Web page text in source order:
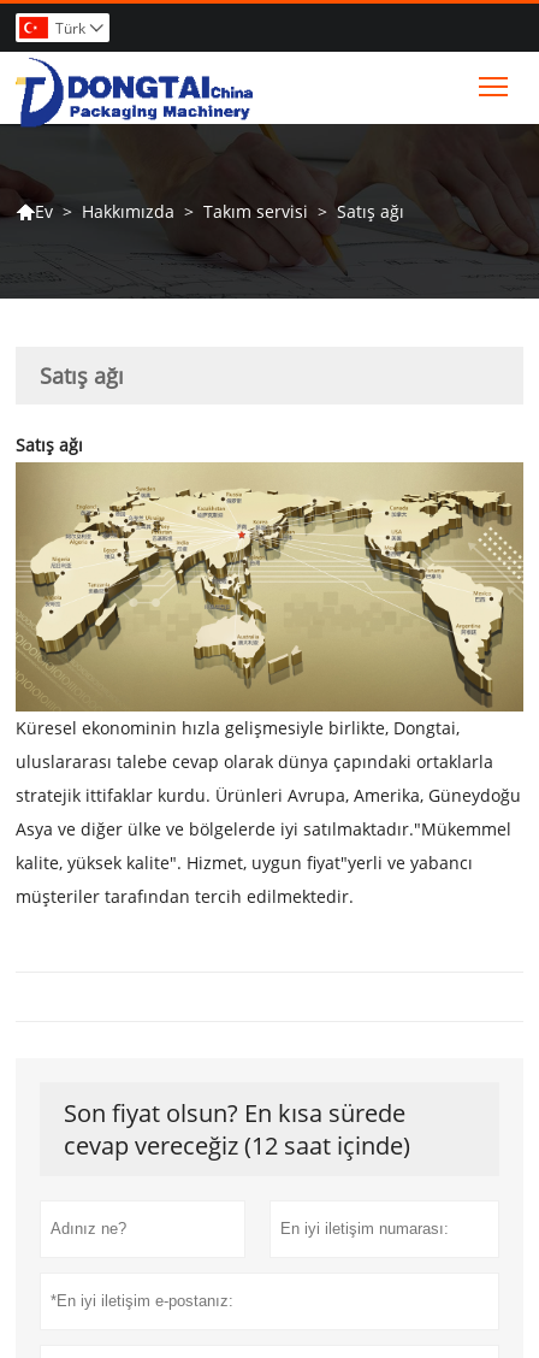
Türk 
Ev > Hakkımızda > Takım servisi > Satış ağı
Satış ağı
Satış ağı
Küresel ekonominin hızla gelişmesiyle birlikte, Dongtai,
uluslararası talebe cevap olarak dünya çapındaki ortaklarla
stratejik ittifaklar kurdu. Ürünleri Avrupa, Amerika, Güneydoğu
Asya ve diğer ülke ve bölgelerde iyi satılmaktadır."Mükemmel
kalite, yüksek kalite". Hizmet, uygun fiyat"yerli ve yabancı
müşteriler tarafından tercih edilmektedir.
Son fiyat olsun? En kısa sürede
cevap vereceğiz (12 saat içinde)